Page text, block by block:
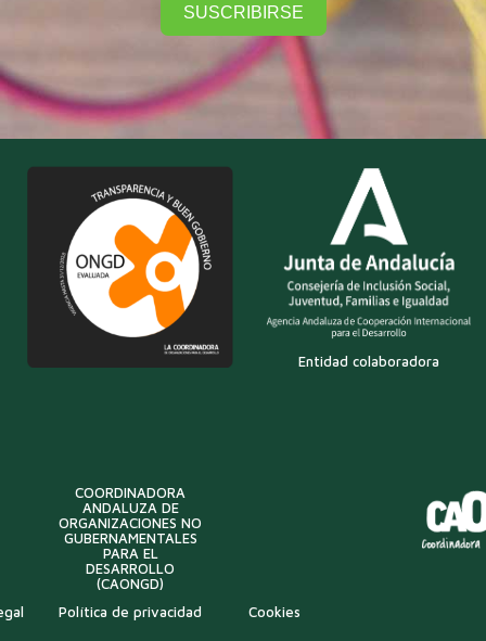
SUSCRIBIRSE
Entidad colaboradora
COORDINADORA
ANDALUZA DE
ORGANIZACIONES NO
GUBERNAMENTALES
PARA EL
DESARROLLO
(CAONGD)
Política de privacidad Cookies